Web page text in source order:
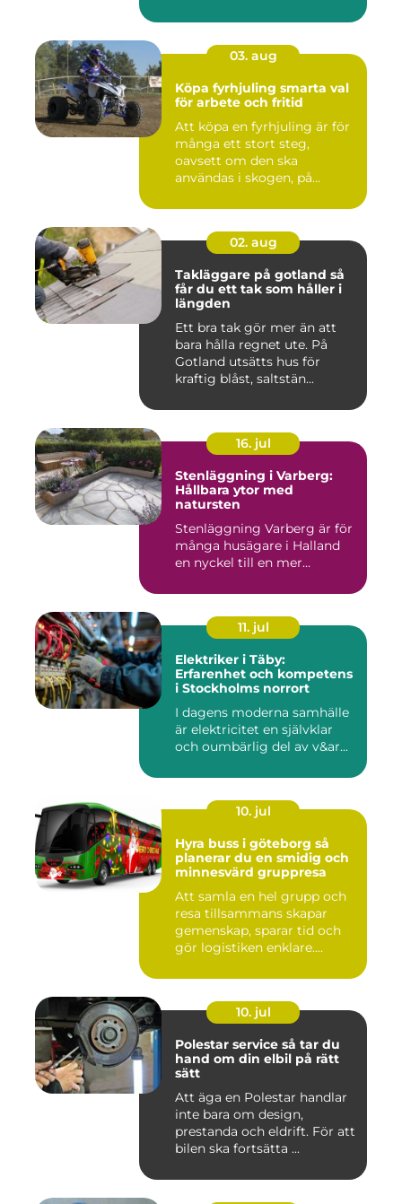
03. aug
Köpa fyrhjuling smarta val
för arbete och fritid
Att köpa en fyrhjuling är för
många ett stort steg,
oavsett om den ska
användas i skogen, på
02. aug
Takläggare på gotland så
får du ett tak som håller i
längden
Ett bra tak gör mer än att
bara hålla regnet ute. På
Gotland utsätts hus för
kraftig blåst, saltstän...
16. jul
Stenläggning i Varberg:
Hållbara ytor med
natursten
Stenläggning Varberg är för
många husägare i Halland
en nyckel till en mer...
11. jul
Elektriker i Täby:
Erfarenhet och kompetens
i Stockholms norrort
I dagens moderna samhälle
är elektricitet en självklar
och oumbärlig del av v&ar...
10. jul
Hyra buss i göteborg så
planerar du en smidig och
minnesvärd gruppresa
Att samla en hel grupp och
resa tillsammans skapar
gemenskap, sparar tid och
gör logistiken enklare....
10. jul
Polestar service så tar du
hand om din elbil på rätt
sätt
Att äga en Polestar handlar
inte bara om design,
prestanda och eldrift. För att
bilen ska fortsätta ...